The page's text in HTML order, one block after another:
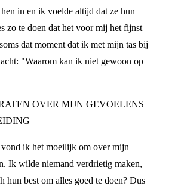
in en ik voelde altijd dat ze hun
zo te doen dat het voor mij het fijnst
dat moment dat ik met mijn tas bij
"Waarom kan ik niet gewoon op
OVER MIJN GEVOELENS
ik het moeilijk om over mijn
Ik wilde niemand verdrietig maken,
hun best om alles goed te doen? Dus